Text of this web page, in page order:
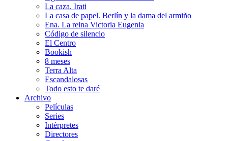
La caza. Irati
La casa de papel. Berlín y la dama del armiño
Ena. La reina Victoria Eugenia
Código de silencio
El Centro
Bookish
8 meses
Terra Alta
Escandalosas
Todo esto te daré
Archivo
Películas
Series
Intérpretes
Directores